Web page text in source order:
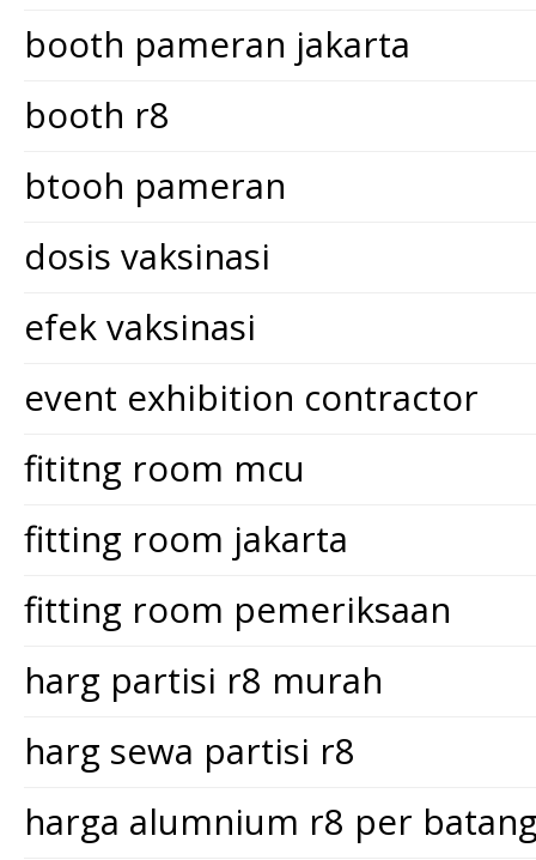
booth pameran jakarta
booth r8
btooh pameran
dosis vaksinasi
efek vaksinasi
event exhibition contractor
fititng room mcu
fitting room jakarta
fitting room pemeriksaan
harg partisi r8 murah
harg sewa partisi r8
harga alumnium r8 per